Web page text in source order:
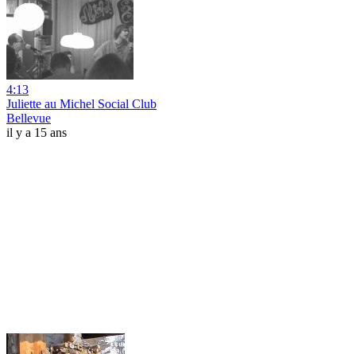
4:13
Juliette au Michel Social Club
Bellevue
il y a 15 ans